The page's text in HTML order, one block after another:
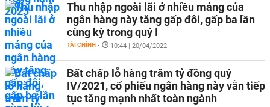
Thu nhập ngoài lãi ở nhiều mảng của
ngân hàng này tăng gấp đôi, gấp ba lần
cùng kỳ trong quý I
TÀI CHÍNH - 10:44 | 20/04/2022
Bất chấp lỗ hàng trăm tỷ đồng quý
IV/2021, cổ phiếu ngân hàng này vẫn tiếp
tục tăng mạnh nhất toàn ngành